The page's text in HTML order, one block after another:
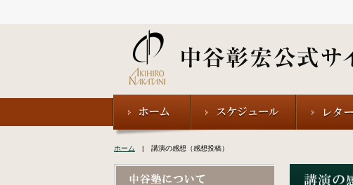
ホーム | 講演の感想（感想投稿）